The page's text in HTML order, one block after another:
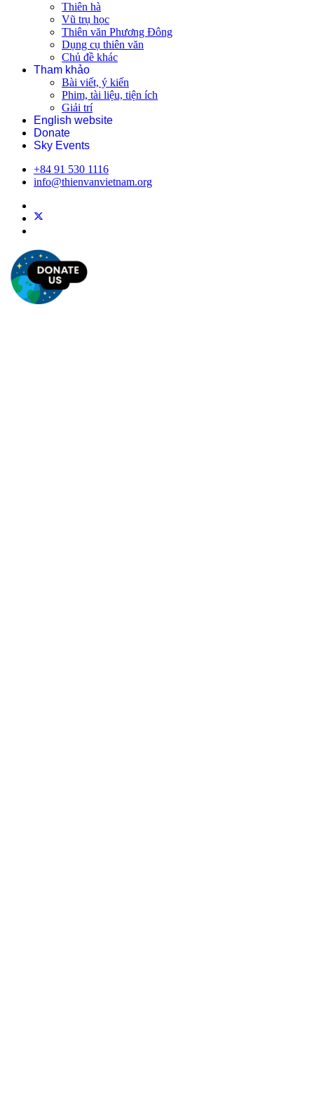
Thiên hà
Vũ trụ học
Thiên văn Phương Đông
Dụng cụ thiên văn
Chủ đề khác
Tham khảo
Bài viết, ý kiến
Phim, tài liệu, tiện ích
Giải trí
English website
Donate
Sky Events
+84 91 530 1116
info@thienvanvietnam.org